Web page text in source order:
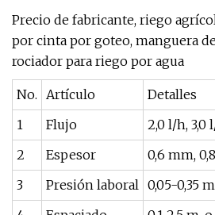
Precio de fabricante, riego
por cinta por goteo, manguera
rociador para riego por agua
No. Artículo
Detalles
1
Flujo
2,0 l/h, 3,0
2
Espesor
0,6 mm,
3
Presión laboral 0,05-0,35